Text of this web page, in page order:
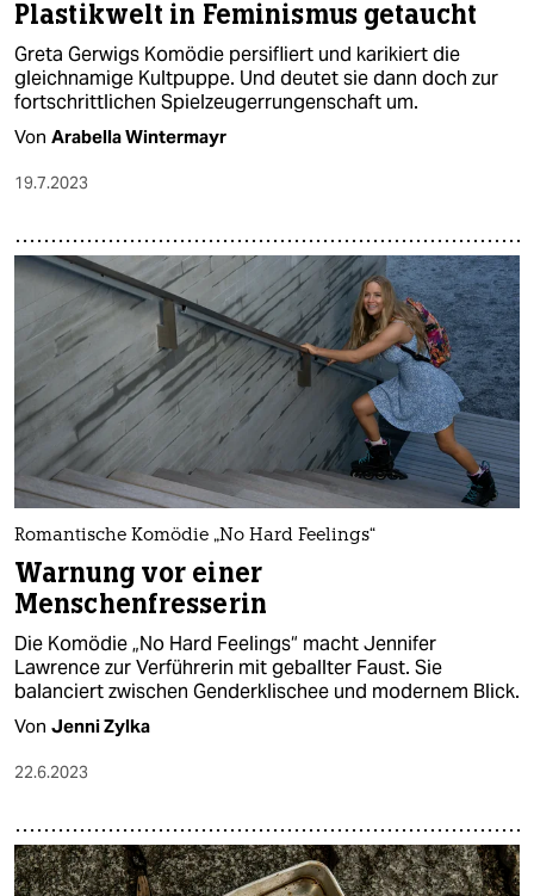
Plastikwelt in Feminismus getaucht
Greta Gerwigs Komödie persifliert und karikiert die
gleichnamige Kultpuppe. Und deutet sie dann doch zur
fortschrittlichen Spielzeugerrungenschaft um.
Von Arabella Wintermayr
19.7.2023
Romantische Komödie „No Hard Feelings“
Warnung vor einer
Menschenfresserin
Die Komödie „No Hard Feelings“ macht Jennifer
Lawrence zur Verführerin mit geballter Faust. Sie
balanciert zwischen Genderklischee und modernem Blick.
Von Jenni Zylka
22.6.2023